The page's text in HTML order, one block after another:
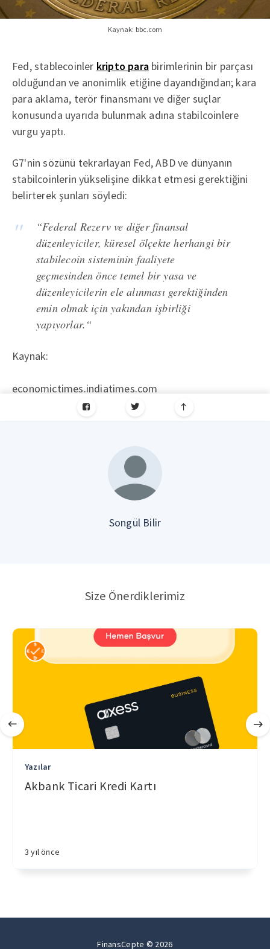
Kaynak: bbc.com
Fed, stablecoinler kripto para birimlerinin bir parçası
olduğundan ve anonimlik etiğine dayandığından; kara
para aklama, terör finansmanı ve diğer suçlar
konusunda uyarıda bulunmak adına stabilcoinlere
vurgu yaptı.
G7'nin sözünü tekrarlayan Fed, ABD ve dünyanın
stabilcoinlerin yükselişine dikkat etmesi gerektiğini
belirterek şunları söyledi:
“Federal Rezerv ve diğer finansal
düzenleyiciler, küresel ölçekte herhangi bir
stabilecoin sisteminin faaliyete
geçmesinden önce temel bir yasa ve
düzenleyicilerin ele alınması gerektiğinden
emin olmak için yakından işbirliği
yapıyorlar.“
Kaynak:
economictimes.indiatimes.com
Songül Bilir
Size Önerdiklerimiz
Yazılar
Akbank Ticari Kredi Kartı
3 yıl önce
FinansCepte © 2026